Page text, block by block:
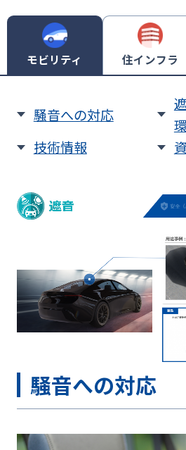
モビリティ 住インフラ
騒音への対応
技術情報
騒音への対応